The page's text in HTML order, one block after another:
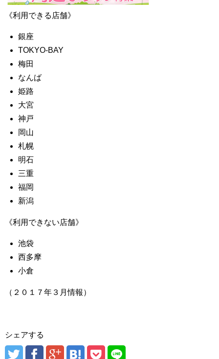
《利用できる店舗》
銀座
TOKYO-BAY
梅田
なんば
姫路
大宮
神戸
岡山
札幌
明石
三重
福岡
新潟
《利用できない店舗》
池袋
西多摩
小倉
（２０１７年３月情報）
シェアする